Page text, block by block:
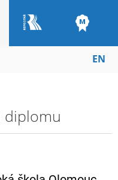
EN
diplomu